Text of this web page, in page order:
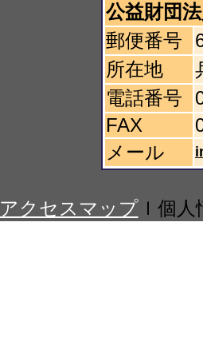
公益財団
郵便番号
所在地
電話番号
FAX
メール
アクセスマップｌ個人